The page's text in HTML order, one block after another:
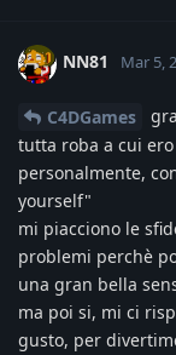
NN81 Mar 5,
C4DGames
tutta roba a cui
personalmente,
yourself"
mi piacciono le
problemi perchè
una gran bella
ma poi si, mi ci
gusto, per